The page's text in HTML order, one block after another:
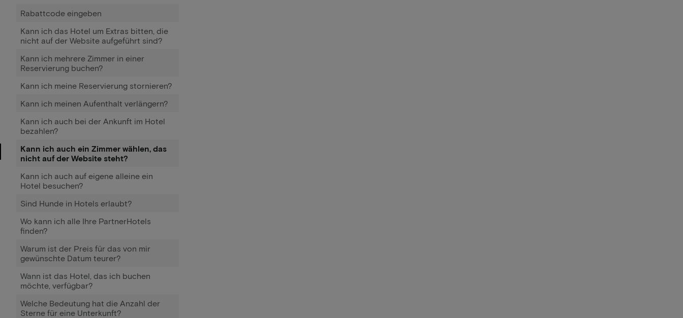
Rabattcode eingeben
Kann ich das Hotel um Extras bitten, die
nicht auf der Website aufgeführt sind?
Kann ich mehrere Zimmer in einer
Reservierung buchen?
Kann ich meine Reservierung stornieren?
Kann ich meinen Aufenthalt verlängern?
Kann ich auch bei der Ankunft im Hotel
bezahlen?
Kann ich auch ein Zimmer wählen, das
nicht auf der Website steht?
Kann ich auch auf eigene alleine ein
Hotel besuchen?
Sind Hunde in Hotels erlaubt?
Wo kann ich alle Ihre PartnerHotels
finden?
Warum ist der Preis für das von mir
gewünschte Datum teurer?
Wann ist das Hotel, das ich buchen
möchte, verfügbar?
Welche Bedeutung hat die Anzahl der
Sterne für eine Unterkunft?